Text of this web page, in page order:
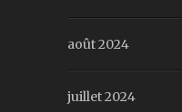
août 2024
juillet 2024